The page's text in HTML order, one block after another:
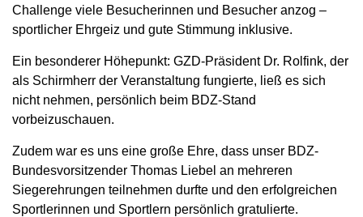
Challenge viele Besucherinnen und Besucher anzog –
sportlicher Ehrgeiz und gute Stimmung inklusive.
Ein besonderer Höhepunkt: GZD-Präsident Dr. Rolfink, der
als Schirmherr der Veranstaltung fungierte, ließ es sich
nicht nehmen, persönlich beim BDZ-Stand
vorbeizuschauen.
Zudem war es uns eine große Ehre, dass unser BDZ-
Bundesvorsitzender Thomas Liebel an mehreren
Siegerehrungen teilnehmen durfte und den erfolgreichen
Sportlerinnen und Sportlern persönlich gratulierte.